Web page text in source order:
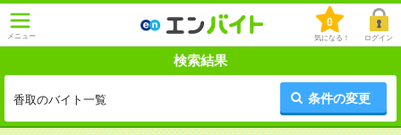
メニュー
0
気になる！ ログイン
検索結果
香取のバイト一覧 条件の変更